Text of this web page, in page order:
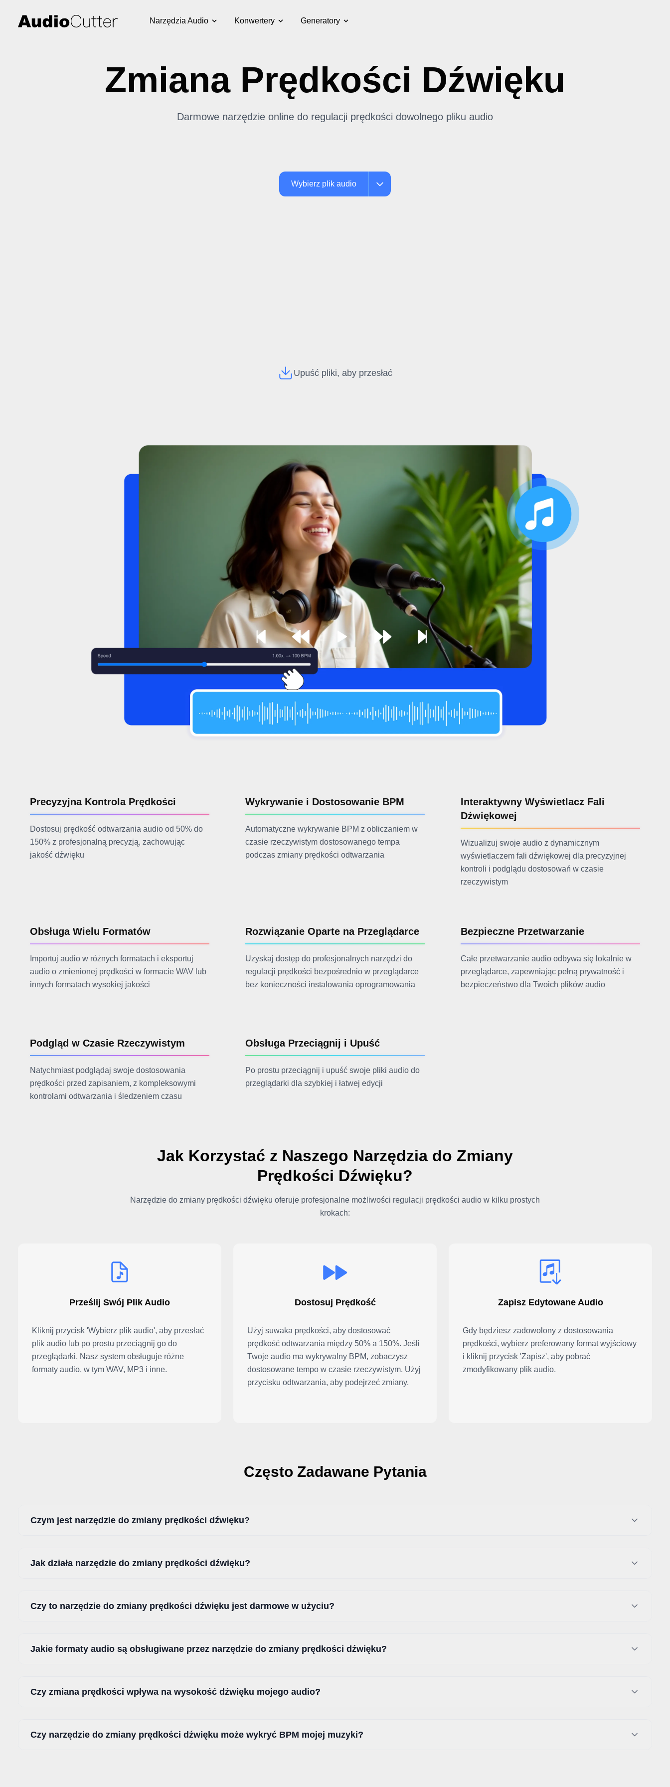
Narzędzia Audio Konwertery Generatory
Zmiana Prędkości Dźwięku
Darmowe narzędzie online do regulacji prędkości dowolnego pliku audio
Wybierz plik audio
Upuść pliki, aby przesłać
Precyzyjna Kontrola Prędkości
Dostosuj prędkość odtwarzania audio od 50% do
150% z profesjonalną precyzją, zachowując
jakość dźwięku
Wykrywanie i Dostosowanie BPM
Automatyczne wykrywanie BPM z obliczaniem w
czasie rzeczywistym dostosowanego tempa
podczas zmiany prędkości odtwarzania
Interaktywny Wyświetlacz Fali
Dźwiękowej
Wizualizuj swoje audio z dynamicznym
wyświetlaczem fali dźwiękowej dla precyzyjnej
kontroli i podglądu dostosowań w czasie
rzeczywistym
Obsługa Wielu Formatów
Importuj audio w różnych formatach i eksportuj
audio o zmienionej prędkości w formacie WAV lub
innych formatach wysokiej jakości
Rozwiązanie Oparte na Przeglądarce
Uzyskaj dostęp do profesjonalnych narzędzi do
regulacji prędkości bezpośrednio w przeglądarce
bez konieczności instalowania oprogramowania
Bezpieczne Przetwarzanie
Całe przetwarzanie audio odbywa się lokalnie w
przeglądarce, zapewniając pełną prywatność i
bezpieczeństwo dla Twoich plików audio
Podgląd w Czasie Rzeczywistym
Natychmiast podglądaj swoje dostosowania
prędkości przed zapisaniem, z kompleksowymi
kontrolami odtwarzania i śledzeniem czasu
Obsługa Przeciągnij i Upuść
Po prostu przeciągnij i upuść swoje pliki audio do
przeglądarki dla szybkiej i łatwej edycji
Jak Korzystać z Naszego Narzędzia do Zmiany
Prędkości Dźwięku?
Narzędzie do zmiany prędkości dźwięku oferuje profesjonalne możliwości regulacji prędkości audio w kilku prostych
krokach:
Prześlij Swój Plik Audio
Kliknij przycisk 'Wybierz plik audio', aby przesłać
plik audio lub po prostu przeciągnij go do
przeglądarki. Nasz system obsługuje różne
formaty audio, w tym WAV, MP3 i inne.
Dostosuj Prędkość
Użyj suwaka prędkości, aby dostosować
prędkość odtwarzania między 50% a 150%. Jeśli
Twoje audio ma wykrywalny BPM, zobaczysz
dostosowane tempo w czasie rzeczywistym. Użyj
przycisku odtwarzania, aby podejrzeć zmiany.
Zapisz Edytowane Audio
Gdy będziesz zadowolony z dostosowania
prędkości, wybierz preferowany format wyjściowy
i kliknij przycisk 'Zapisz', aby pobrać
zmodyfikowany plik audio.
Często Zadawane Pytania
Czym jest narzędzie do zmiany prędkości dźwięku?
Jak działa narzędzie do zmiany prędkości dźwięku?
Czy to narzędzie do zmiany prędkości dźwięku jest darmowe w użyciu?
Jakie formaty audio są obsługiwane przez narzędzie do zmiany prędkości dźwięku?
Czy zmiana prędkości wpływa na wysokość dźwięku mojego audio?
Czy narzędzie do zmiany prędkości dźwięku może wykryć BPM mojej muzyki?